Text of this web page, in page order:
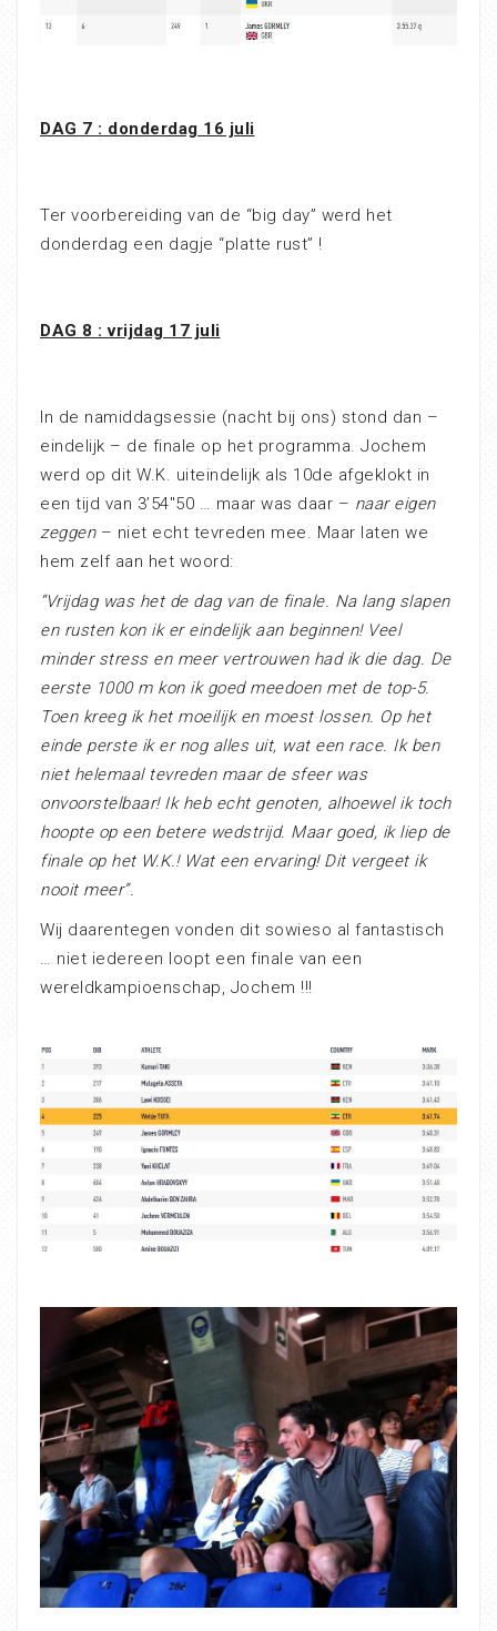
DAG 7 : donderdag 16 juli
Ter voorbereiding van de “big day” werd het
donderdag een dagje “platte rust” !
DAG 8 : vrijdag 17 juli
In de namiddagsessie (nacht bij ons) stond dan –
eindelijk – de finale op het programma. Jochem
werd op dit W.K. uiteindelijk als 10de afgeklokt in
een tijd van 3’54″50 … maar was daar – naar eigen
zeggen– niet echt tevreden mee. Maar laten we
hem zelf aan het woord:
“Vrijdag was het de dag van de finale. Na lang slapen
en rusten kon ik er eindelijk aan beginnen! Veel
minder stress en meer vertrouwen had ik die dag. De
eerste 1000 m kon ik goed meedoen met de top-5.
Toen kreeg ik het moeilijk en moest lossen. Op het
einde perste ik er nog alles uit, wat een race. Ik ben
niet helemaal tevreden maar de sfeer was
onvoorstelbaar! Ik heb echt genoten, alhoewel ik toch
hoopte op een betere wedstrijd. Maar goed, ik liep de
finale op het W.K.! Wat een ervaring! Dit vergeet ik
nooit meer”.
Wij daarentegen vonden dit sowieso al fantastisch
… niet iedereen loopt een finale van een
wereldkampioenschap, Jochem !!!